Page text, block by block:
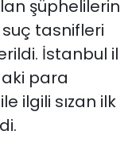
şüphelilerin
suç tasnifleri
İstanbul il
para
ilgili sızan ilk